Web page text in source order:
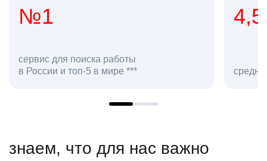
4,5
средняя оценка hh.ru как работодателя **
в
знаем, что для нас важно